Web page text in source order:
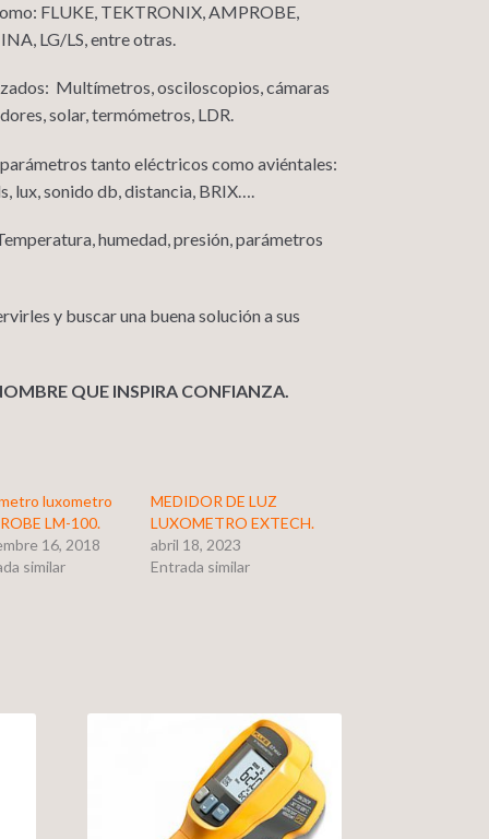
FLUKE, TEKTRONIX, AMPROBE,
LG/LS, entre otras.
Multímetros, osciloscopios, cámaras
solar, termómetros, LDR.
tanto eléctricos como aviéntales:
lux, sonido db, distancia, BRIX….
humedad, presión, parámetros
y buscar una buena solución a sus
QUE INSPIRA CONFIANZA.
luxometro
LM-100.
16, 2018
similar
MEDIDOR DE LUZ
LUXOMETRO EXTECH.
abril 18, 2023
Entrada similar